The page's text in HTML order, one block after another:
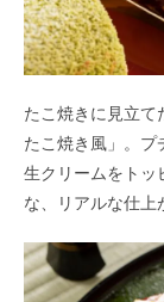
たこ焼きに見立て
たこ焼き風」。プ
生クリームをトッ
な、リアルな仕上